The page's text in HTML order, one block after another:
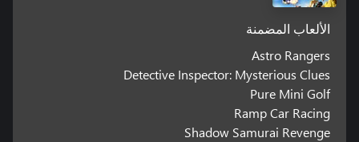
الألعاب المضمنة
Astro Rangers
Detective Inspector: Mysterious Clues
Pure Mini Golf
Ramp Car Racing
Shadow Samurai Revenge